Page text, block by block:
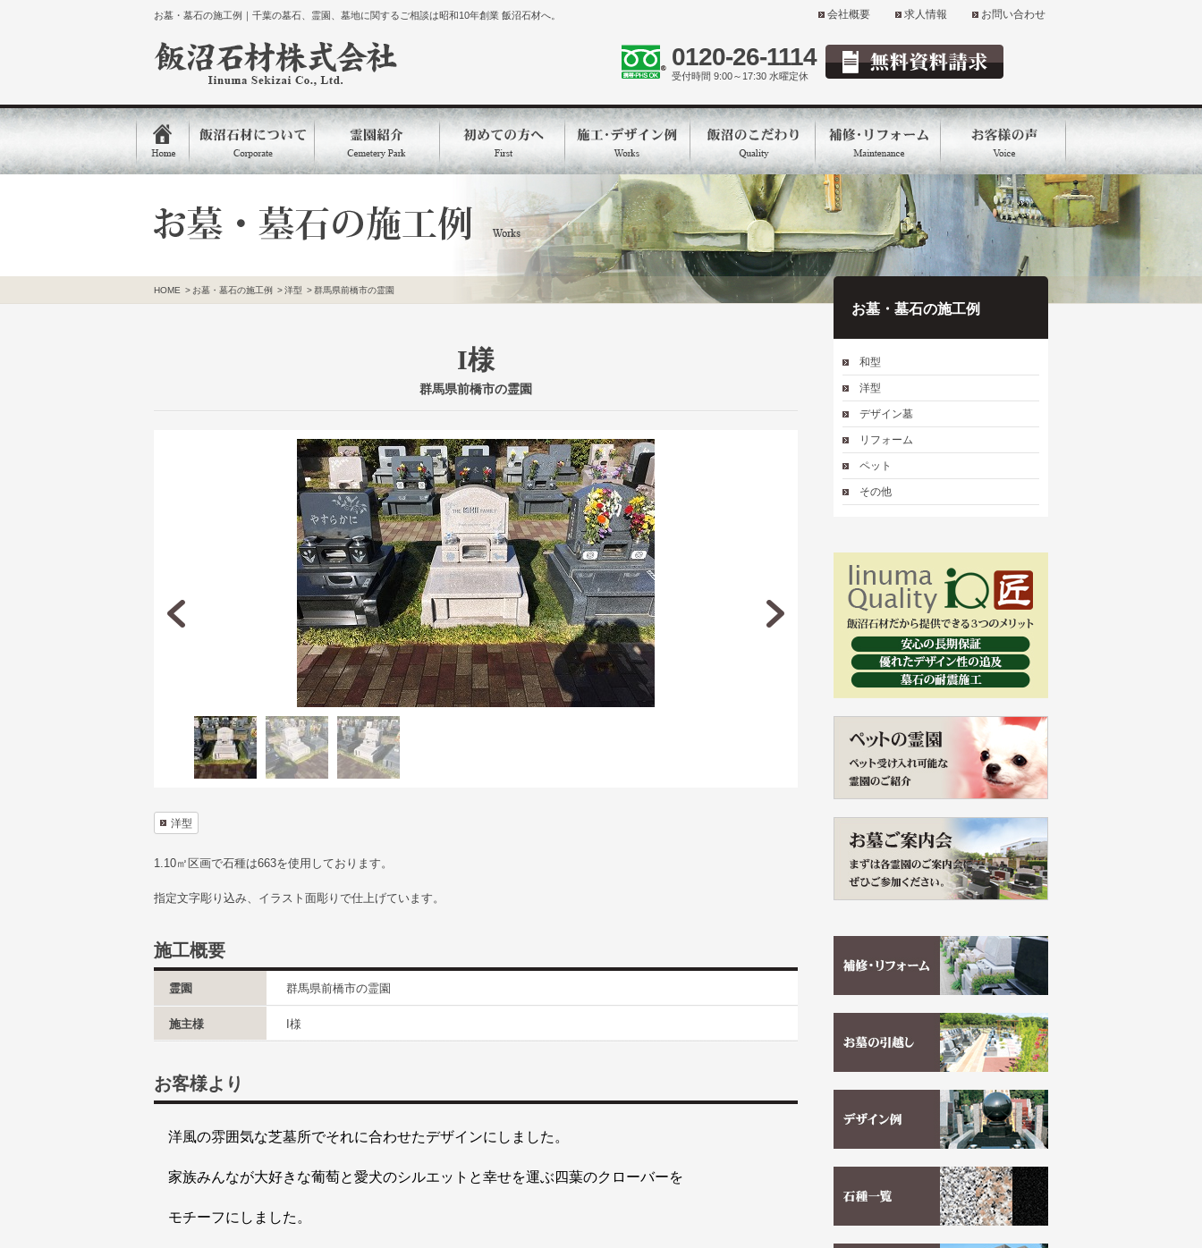
お墓・墓石の施工例｜千葉の墓石、霊園、墓地に関するご相談は昭和10年創業 飯沼石材へ。 会社概要 求人情報 お問い合わせ
0120-26-1114
受付時間 9:00～17:30 水曜定休
HOME > お墓・墓石の施工例 >洋型 >群馬県前橋市の霊園
I様
群馬県前橋市の霊園
洋型
1.10㎡区画で石種は663を使用しております。
指定文字彫り込み、イラスト面彫りで仕上げています。
施工概要
霊園 群馬県前橋市の霊園
施主様 I様
お客様より
洋風の雰囲気な芝墓所でそれに合わせたデザインにしました。
家族みんなが大好きな葡萄と愛犬のシルエットと幸せを運ぶ四葉のクローバーを
モチーフにしました。
お墓・墓石の施工例
和型
洋型
デザイン墓
リフォーム
ペット
その他